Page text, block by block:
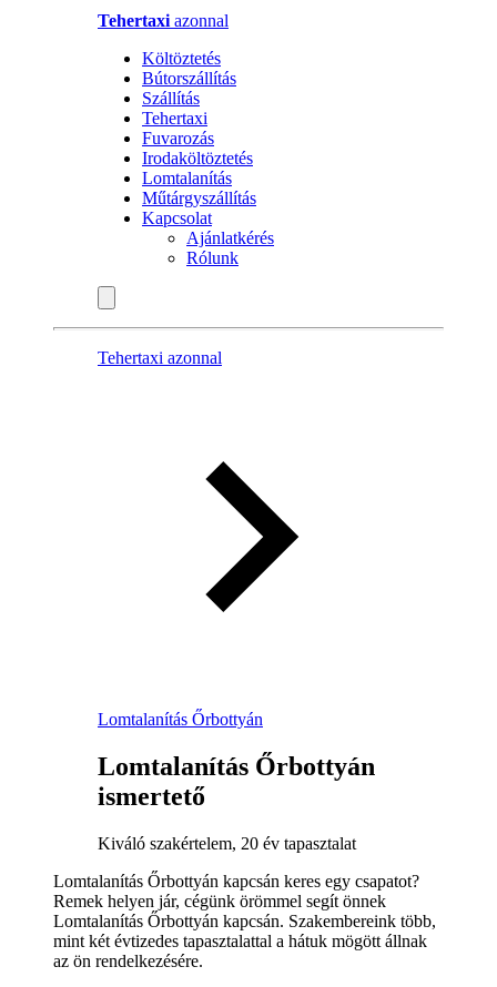
Tehertaxi azonnal
Költöztetés
Bútorszállítás
Szállítás
Tehertaxi
Fuvarozás
Irodaköltöztetés
Lomtalanítás
Műtárgyszállítás
Kapcsolat
Ajánlatkérés
Rólunk
Tehertaxi azonnal
Lomtalanítás Őrbottyán
Lomtalanítás Őrbottyán
ismertető
Kiváló szakértelem, 20 év tapasztalat
Lomtalanítás Őrbottyán kapcsán keres egy csapatot?
Remek helyen jár, cégünk örömmel segít önnek
Lomtalanítás Őrbottyán kapcsán. Szakembereink több,
mint két évtizedes tapasztalattal a hátuk mögött állnak
az ön rendelkezésére.